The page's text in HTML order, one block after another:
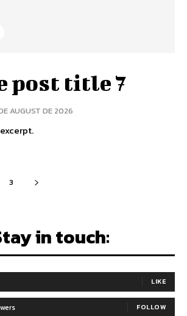
post title 7
AUGUST DE 2026
3
in touch:
LIKE
FOLLOW